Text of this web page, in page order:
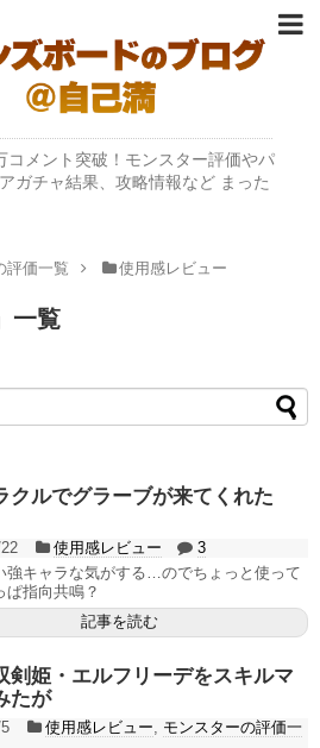
コメント突破！モンスター評価やパ
ガチャ結果、攻略情報など まった
評価一覧 使用感レビュー
一覧
クルでグラーブが来てくれた
使用感レビュー
3
強キャラな気がする…のでちょっと使って
ぱ指向共鳴？
記事を読む
剣姫・エルフリーデをスキルマ
たが
使用感レビュー
モンスターの評価一